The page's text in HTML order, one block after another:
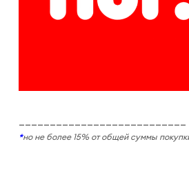
*но не более 15% от общей суммы